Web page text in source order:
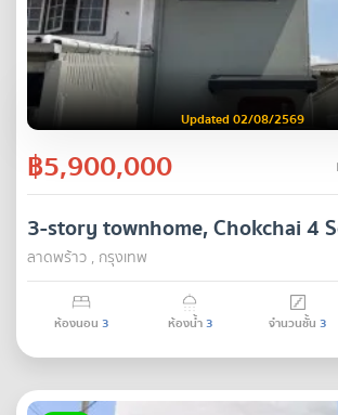
Updated 02/08/2569
฿5,900,000
3-story townhome, Chokchai 4
ลาดพร้าว , กรุงเทพ
ห้องนอน 3 ห้องน้ำ3 จำนวนชั้น 3